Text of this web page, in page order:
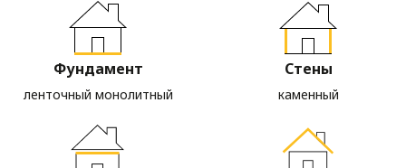
Фундамент
ленточный монолитный
Стены
каменный